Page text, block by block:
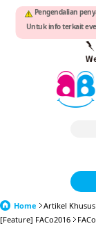
Pengendalian
Untuk info terkait
Home Artikel Khusus
[Feature] FACo2016